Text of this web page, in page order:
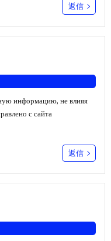
返信
информацию, не влияя
с сайта
返信